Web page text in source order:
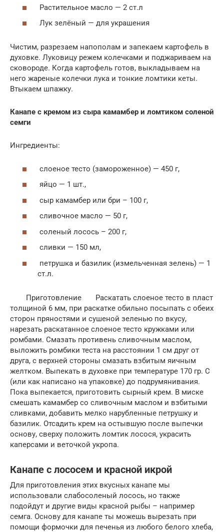
Растительное масло — 2 ст.л
Лук зелёный — для украшения
Чистим, разрезаем напополам и запекаем картофель в
духовке. Луковицу режем колечками и поджариваем на
сковороде. Когда картофель готов, выкладываем на
него жареные колечки лука и тонкие ломтики кеты.
Втыкаем шпажку.
Канапе с кремом из сыра камамбер и ломтиком соленой
семги
Ингредиенты:
слоеное тесто (замороженное) — 450 г,
яйцо — 1 шт.,
сыр камамбер или бри – 100 г,
сливочное масло — 50 г,
соленый лосось – 200 г,
сливки — 150 мл,
петрушка и базилик (измельченная зелень) — 1
ст.л.
Приготовление Раскатать слоеное тесто в пласт
толщиной 6 мм, при раскатке обильно посыпать с обеих
сторон пряностями и сушеной зеленью по вкусу,
нарезать раскатанное слоеное тесто кружками или
ромбами. Смазать противень сливочным маслом,
выложить ромбики теста на расстоянии 1 см друг от
друга, с верхней стороны cмазать взбитым яичным
желтком. Выпекать в духовке при температуре 170 гр. С
(или как написано на упаковке) до подрумянивания.
Пока выпекается, приготовить сырный крем. В миске
смешать камамбер со сливочным маслом и взбитыми
сливками, добавить мелко нарубленные петрушку и
базилик. Отсадить крем на остывшую после выпечки
основу, сверху положить ломтик лосося, украсить
каперсами и веточкой укропа.
Канапе с лососем и красной икрой
Для приготовления этих вкусных канапе мы
использовали слабосоленый лосось, но также
подойдут и другие виды красной рыбы – например
семга. Основу для канапе ты можешь вырезать при
помощи формочки для печенья из любого белого хлеба,